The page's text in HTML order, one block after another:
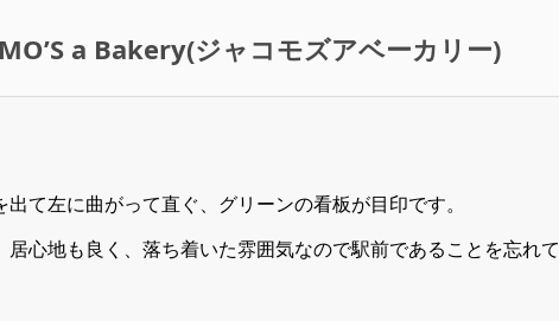
a Bakery(ジャコモズアベーカリー)
て左に曲がって直ぐ、グリーンの看板が目印です。
心地も良く、落ち着いた雰囲気なので駅前であることを忘れて